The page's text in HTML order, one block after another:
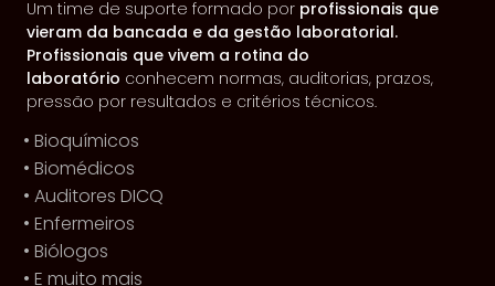
Um time de suporte formado por profissionais que
vieram da bancada e da gestão laboratorial.
Profissionais que vivem a rotina do
laboratório conhecem normas, auditorias, prazos,
pressão por resultados e critérios técnicos.
• Bioquímicos
• Biomédicos
• Auditores DICQ
• Enfermeiros
• Biólogos
• E muito mais